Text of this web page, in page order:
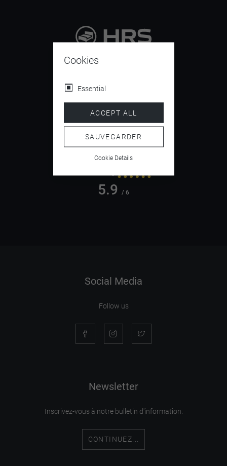
9.4
4.5/ 5
5.9 / 6
Social Media
Follow us
Newsletter
Inscrivez-vous à notre bulletin d'information.
CONTINUEZ...
Cookies
Essential
ACCEPT ALL
SAUVEGARDER
Cookie Details